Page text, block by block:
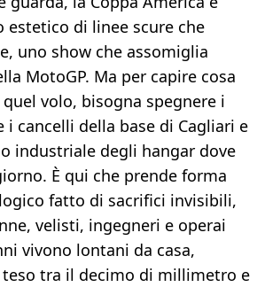
estetico di linee scure che
uno show che assomiglia
MotoGP. Ma per capire cosa
quel volo, bisogna spegnere i
cancelli della base di Cagliari e
industriale degli hangar dove
È qui che prende forma
fatto di sacrifici invisibili,
velisti, ingegneri e operai
vivono lontani da casa,
tra il decimo di millimetro e